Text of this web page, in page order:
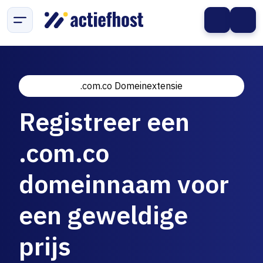
.com.co Domeinextensie
Registreer een
.com.co
domeinnaam voor
een geweldige
prijs